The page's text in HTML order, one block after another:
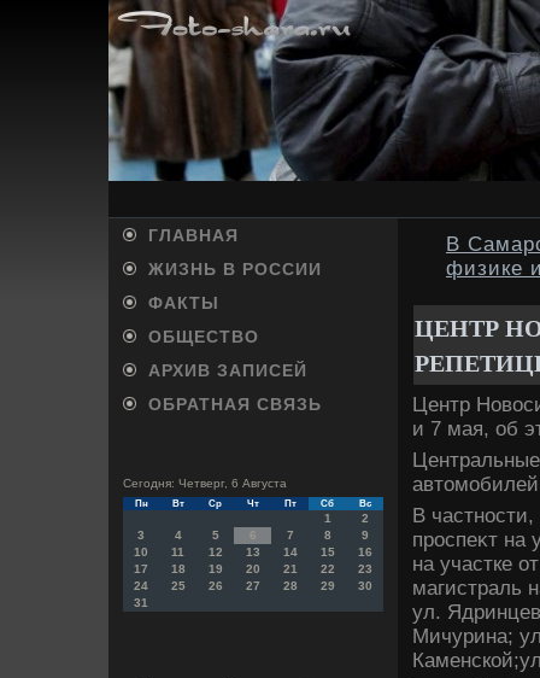
ГЛАВНАЯ
ЖИЗНЬ В РОССИИ
ФАКТЫ
ОБЩЕСТВО
АРХИВ ЗАПИСЕЙ
ОБРАТНАЯ СВЯЗЬ
Сегодня: Четверг, 6 Августа
Пн Вт Ср Чт Пт Сб Вс
1
2
3
4 5 6 7 8
9
10
11 12 13 14 15
16
17
18 19 20 21 22
23
24
25 26 27 28 29
30
31
В
физике
ЦЕНТР
Центр
и 7 мая, об
В
проспеκт на
на участке
магистраль
ул.
Мичурина;